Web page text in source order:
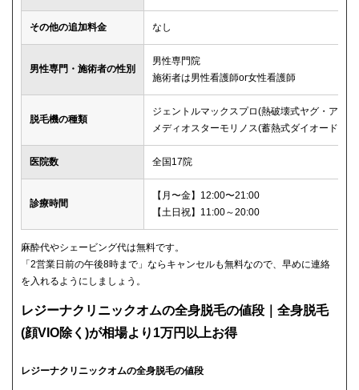
その他の追加料金 なし
男性専門・施術者の性別
男性専門院
施術者は男性看護師or女性看護師
脱毛機の種類
ジェントルマックスプロ(熱破壊式ヤグ・アレキ
メディオスターモリノス(蓄熱式ダイオード)
医院数 全国17院
診療時間
【月〜金】12:00〜21:00
【土日祝】11:00～20:00
麻酔代やシェービング代は無料です。
「2営業日前の午後8時まで」ならキャンセルも無料なので、早めに連絡
を入れるようにしましょう。
レジーナクリニックオムの全身脱毛の値段｜全身脱毛
(顔VIO除く)が相場より1万円以上お得
レジーナクリニックオムの全身脱毛の値段